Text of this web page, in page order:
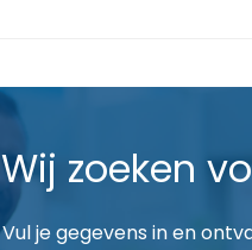
Wij zoeken
Vul je gegevens in en